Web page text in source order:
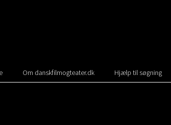
Om danskfilmogteater.dk Hjælp til søgning